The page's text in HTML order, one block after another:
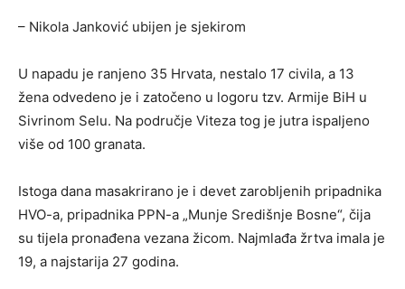
– Nikola Janković ubijen je sjekirom
U napadu je ranjeno 35 Hrvata, nestalo 17 civila, a 13
žena odvedeno je i zatočeno u logoru tzv. Armije BiH u
Sivrinom Selu. Na područje Viteza tog je jutra ispaljeno
više od 100 granata.
Istoga dana masakrirano je i devet zarobljenih pripadnika
HVO-a, pripadnika PPN-a „Munje Središnje Bosne“, čija
su tijela pronađena vezana žicom. Najmlađa žrtva imala je
19, a najstarija 27 godina.